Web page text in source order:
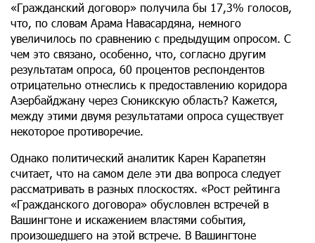
«Гражданский договор» получила бы 17,3% голосов,
что, по словам Арама Навасардяна, немного
увеличилось по сравнению с предыдущим опросом. С
чем это связано, особенно, что, согласно другим
результатам опроса, 60 процентов респондентов
отрицательно отнеслись к предоставлению коридора
Азербайджану через Сюникскую область? Кажется,
между этими двумя результатами опроса существует
некоторое противоречие.
Однако политический аналитик Карен Карапетян
считает, что на самом деле эти два вопроса следует
рассматривать в разных плоскостях. «Рост рейтинга
«Гражданского договора» обусловлен встречей в
Вашингтоне и искажением властями события,
произошедшего на этой встрече. В Вашингтоне